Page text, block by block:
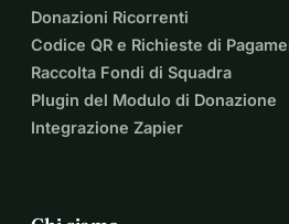
Donazioni Ricorrenti
Codice QR e Richieste di
Raccolta Fondi di Squadra
Plugin del Modulo di Donazione
Integrazione Zapier